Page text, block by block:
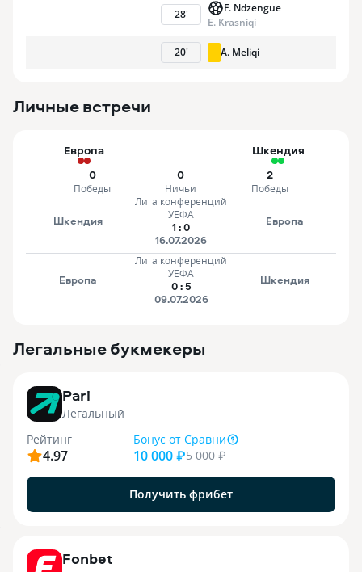
28'
F. Ndzengue
E. Krasniqi
20' A. Meliqi
Личные встречи
Европа
Шкендия
0
Победы
0
Ничьи
2
Победы
Шкендия
Лига конференций
УЕФА
1 :0
16.07.2026
Европа
Европа
Лига конференций
УЕФА
0:5
09.07.2026
Шкендия
Легальные букмекеры
Pari
Легальный
Рейтинг
4.97
Бонус от Сравни
10 000 ₽5 000₽
Получить фрибет
Fonbet